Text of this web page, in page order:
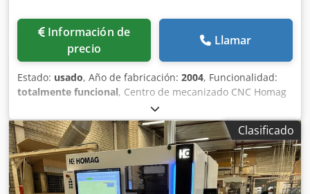
Información de
precio
Llamar
Estado: usado, Año de fabricación: 2004, Funcionalidad:
totalmente funcional, Centro de mecanizado CNC Homag
Weeke Optimat BHC Venture 3, año 2004, en venta!
Credpfx Ahsx Ey H Ij Ejf
Clasificado